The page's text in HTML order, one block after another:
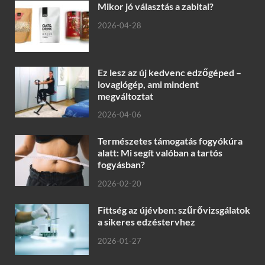
Mikor jó választás a zabital?
2026-04-28
Ez lesz az új kedvenc edzőgéped –
lovaglógép, ami mindent
megváltoztat
2026-04-06
Természetes támogatás fogyókúra
alatt: Mi segít valóban a tartós
fogyásban?
2026-02-20
Fittség az újévben: szűrővizsgálatok
a sikeres edzéstervhez
2026-01-27